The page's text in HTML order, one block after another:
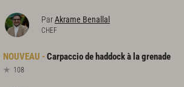
ParAkrame Benallal
CHEF
Carpacciode haddockà lagrenade
108